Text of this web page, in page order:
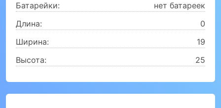
Батарейки:
нет батареек
Длина:
0
Ширина:
19
Высота:
25